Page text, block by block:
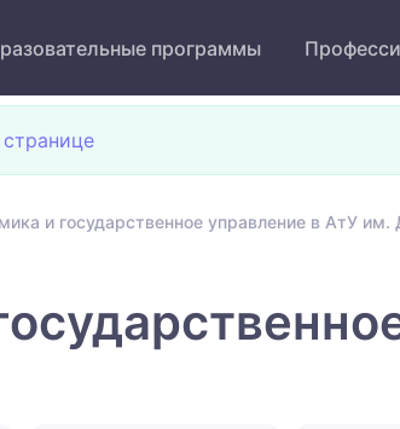
программы
и государственное управление в АтУ